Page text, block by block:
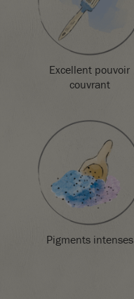
pot échantillon.
Éliminer le contenu/
conformément à la
Excellent pouvoir
couvrant
Pigments intenses